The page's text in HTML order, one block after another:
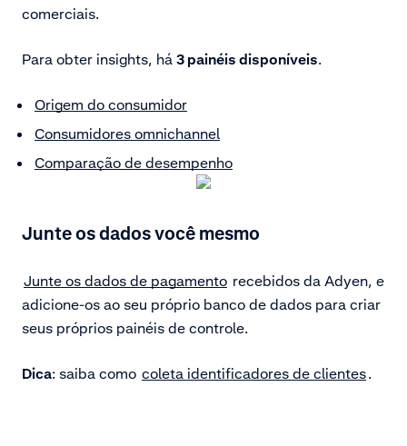
comerciais.
Para obter insights, há 3 painéis disponíveis.
Origem do consumidor
Consumidores omnichannel
Comparação de desempenho
Junte os dados você mesmo
Junte os dados de pagamento recebidos da Adyen, e
adicione-os ao seu próprio banco de dados para criar
seus próprios painéis de controle.
Dica: saiba como coleta identificadores de clientes.